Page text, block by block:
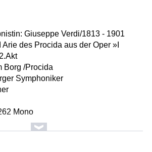
Giuseppe Verdi/1813 - 1901
des Procida aus der Oper »I
Borg /Procida
Symphoniker
Mono
Gaetano Donizetti/1797 - 1848